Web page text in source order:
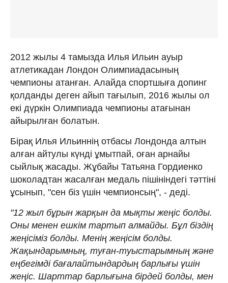
2012 жылы 4 тамызда Илья Ильин ауыр
атлетикадан Лондон Олимпиадасының
чемпионы атанған. Алайда спортшыға допинг
қолданды деген айып тағылып, 2016 жылы ол
екі дүркін Олимпиада чемпионы атағынан
айырылған болатын.
Бірақ Илья Ильиннің отбасы Лондонда алтын
алған айтулы күнді ұмытпай, оған арнайы
сыйлық жасады. Жұбайы Татьяна Гордиенко
шоколадтан жасалған медаль пішініндегі тәттіні
ұсынып, "сен біз үшін чемпионсың", - деді.
"12 жыл бұрын жарқын да мықты жеңіс болды.
Оны менен ешкім тартып алмайды. Бұл біздің
жеңісіміз болды. Менің жеңісім болды.
Жақындарымның, туған-туыстарымның және
еңбегімді бағалайтындардың барлығы үшін
жеңіс. Шарттар барлығына бірдей болды, мен